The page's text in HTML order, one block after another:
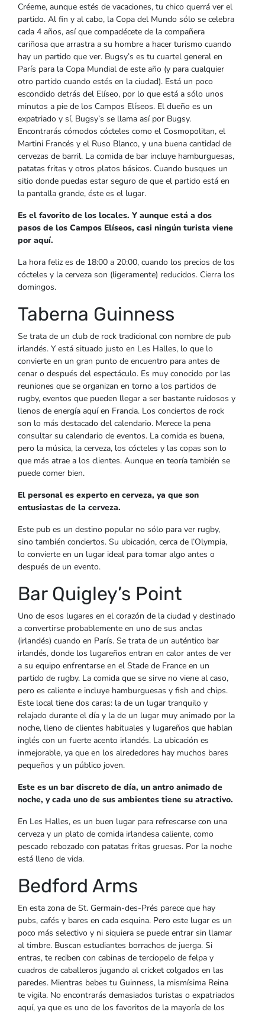
Créeme, aunque estés de vacaciones, tu chico querrá ver el
partido. Al fin y al cabo, la Copa del Mundo sólo se celebra
cada 4 años, así que compadécete de la compañera
cariñosa que arrastra a su hombre a hacer turismo cuando
hay un partido que ver. Bugsy’s es tu cuartel general en
París para la Copa Mundial de este año (y para cualquier
otro partido cuando estés en la ciudad). Está un poco
escondido detrás del Elíseo, por lo que está a sólo unos
minutos a pie de los Campos Elíseos. El dueño es un
expatriado y sí, Bugsy’s se llama así por Bugsy.
Encontrarás cómodos cócteles como el Cosmopolitan, el
Martini Francés y el Ruso Blanco, y una buena cantidad de
cervezas de barril. La comida de bar incluye hamburguesas,
patatas fritas y otros platos básicos. Cuando busques un
sitio donde puedas estar seguro de que el partido está en
la pantalla grande, éste es el lugar.
Es el favorito de los locales. Y aunque está a dos
pasos de los Campos Elíseos, casi ningún turista viene
por aquí.
La hora feliz es de 18:00 a 20:00, cuando los precios de los
cócteles y la cerveza son (ligeramente) reducidos. Cierra los
domingos.
Taberna Guinness
Se trata de un club de rock tradicional con nombre de pub
irlandés. Y está situado justo en Les Halles, lo que lo
convierte en un gran punto de encuentro para antes de
cenar o después del espectáculo. Es muy conocido por las
reuniones que se organizan en torno a los partidos de
rugby, eventos que pueden llegar a ser bastante ruidosos y
llenos de energía aquí en Francia. Los conciertos de rock
son lo más destacado del calendario. Merece la pena
consultar su calendario de eventos. La comida es buena,
pero la música, la cerveza, los cócteles y las copas son lo
que más atrae a los clientes. Aunque en teoría también se
puede comer bien.
El personal es experto en cerveza, ya que son
entusiastas de la cerveza.
Este pub es un destino popular no sólo para ver rugby,
sino también conciertos. Su ubicación, cerca de l’Olympia,
lo convierte en un lugar ideal para tomar algo antes o
después de un evento.
Bar Quigley’s Point
Uno de esos lugares en el corazón de la ciudad y destinado
a convertirse probablemente en uno de sus anclas
(irlandés) cuando en París. Se trata de un auténtico bar
irlandés, donde los lugareños entran en calor antes de ver
a su equipo enfrentarse en el Stade de France en un
partido de rugby. La comida que se sirve no viene al caso,
pero es caliente e incluye hamburguesas y fish and chips.
Este local tiene dos caras: la de un lugar tranquilo y
relajado durante el día y la de un lugar muy animado por la
noche, lleno de clientes habituales y lugareños que hablan
inglés con un fuerte acento irlandés. La ubicación es
inmejorable, ya que en los alrededores hay muchos bares
pequeños y un público joven.
Este es un bar discreto de día, un antro animado de
noche, y cada uno de sus ambientes tiene su atractivo.
En Les Halles, es un buen lugar para refrescarse con una
cerveza y un plato de comida irlandesa caliente, como
pescado rebozado con patatas fritas gruesas. Por la noche
está lleno de vida.
Bedford Arms
En esta zona de St. Germain-des-Prés parece que hay
pubs, cafés y bares en cada esquina. Pero este lugar es un
poco más selectivo y ni siquiera se puede entrar sin llamar
al timbre. Buscan estudiantes borrachos de juerga. Si
entras, te reciben con cabinas de terciopelo de felpa y
cuadros de caballeros jugando al cricket colgados en las
paredes. Mientras bebes tu Guinness, la mismísima Reina
te vigila. No encontrarás demasiados turistas o expatriados
aquí, ya que es uno de los favoritos de la mayoría de los